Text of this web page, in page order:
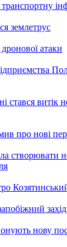
транспортну
землетрус
атаки
витік
про нові
створювати
нову